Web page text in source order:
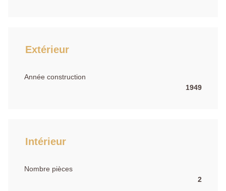
Extérieur
Année construction
1949
Intérieur
Nombre pièces
2